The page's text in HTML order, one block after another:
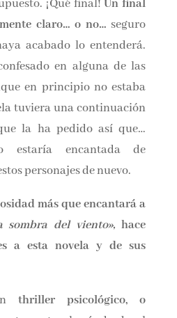
artificiales en el último
del final, sin contar
¡Qué final!Un final
claro… o no…seguro
acabado lo entenderá.
en alguna de las
en principio no estaba
gente que la ha
ser y yo estaría
con estos
más que encantará